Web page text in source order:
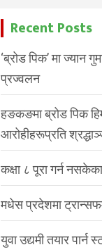
Recent Posts
‘ब्रोड पिक’ मा ज्यान
प्रज्वलन
हङकङमा ब्रोड पिक
आरोहीहरूप्रति
कक्षा ८ पूरा गर्न
मधेस प्रदेशमा
युवा उद्यमी तयार पार्न